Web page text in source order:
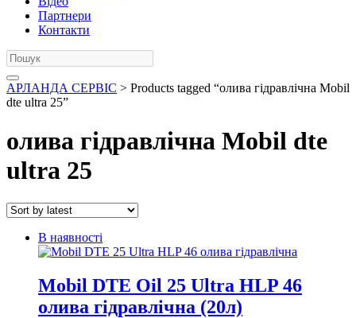
Партнери
Контакти
АРЛАНДА СЕРВІС > Products tagged “олива гідравлічна Mobil
dte ultra 25”
олива гідравлічна Mobil dte
ultra 25
В наявності
Mobil DTE Oil 25 Ultra HLP 46
олива гідравлічна (20л)